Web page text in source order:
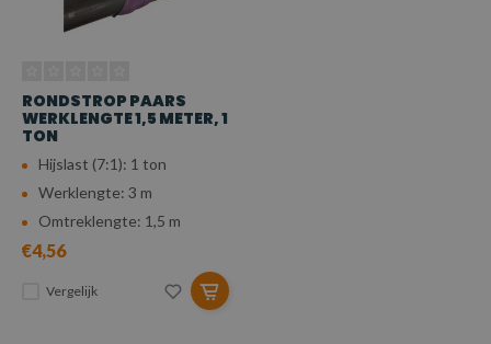
RONDSTROP PAARS
WERKLENGTE 1,5 METER, 1
TON
Hijslast (7:1): 1 ton
Werklengte: 3 m
Omtreklengte: 1,5 m
€4,56
Vergelijk